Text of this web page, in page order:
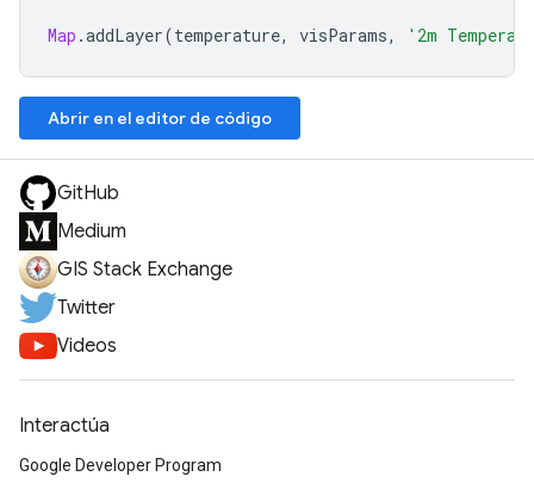
Map .addLayer(temperature, visParams, '2m
Abrir en el editor de código
GitHub
Medium
GIS Stack Exchange
Twitter
Videos
Interactúa
Google Developer Program